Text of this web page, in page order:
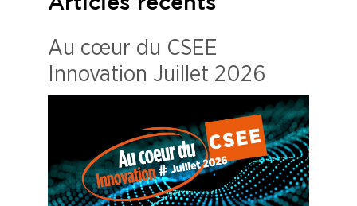
Au cœur du CSEE
Innovation Juillet 2026